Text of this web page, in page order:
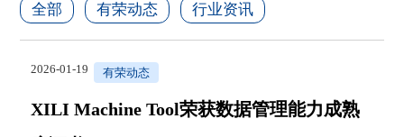
全部 有荣动态 行业资讯
2026-01-19 有荣动态
XILI Machine Tool荣获数据管理能力成熟